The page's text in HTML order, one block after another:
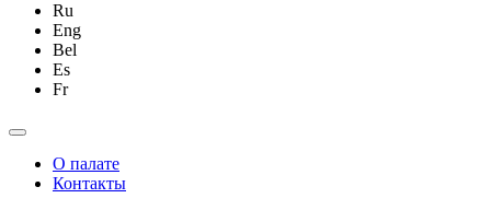
Ru
Eng
Bel
Es
Fr
О палате
Контакты